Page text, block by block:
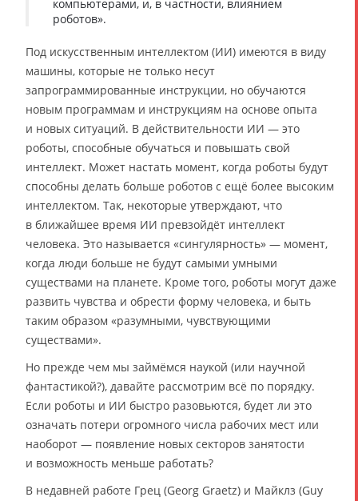
компьютерами, и, в частности, влиянием
роботов».
Под искусственным интеллектом (ИИ) имеются в виду
машины, которые не только несут
запрограммированные инструкции, но обучаются
новым программам и инструкциям на основе опыта
и новых ситуаций. В действительности ИИ — это
роботы, способные обучаться и повышать свой
интеллект. Может настать момент, когда роботы будут
способны делать больше роботов с ещё более высоким
интеллектом. Так, некоторые утверждают, что
в ближайшее время ИИ превзойдёт интеллект
человека. Это называется «сингулярность» — момент,
когда люди больше не будут самыми умными
существами на планете. Кроме того, роботы могут даже
развить чувства и обрести форму человека, и быть
таким образом «разумными, чувствующими
существами».
Но прежде чем мы займёмся наукой (или научной
фантастикой?), давайте рассмотрим всё по порядку.
Если роботы и ИИ быстро разовьются, будет ли это
означать потери огромного числа рабочих мест или
наоборот — появление новых секторов занятости
и возможность меньше работать?
В недавней работе Грец (Georg Graetz) и Майклз (Guy